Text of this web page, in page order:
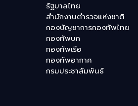
รัฐบาลไทย
สำนักงานตำรวจแห่งชาติ
กองบัญชาการกองทัพไทย
กองทัพบก
กองทัพเรือ
กองทัพอากาศ
กรมประชาสัมพันธ์